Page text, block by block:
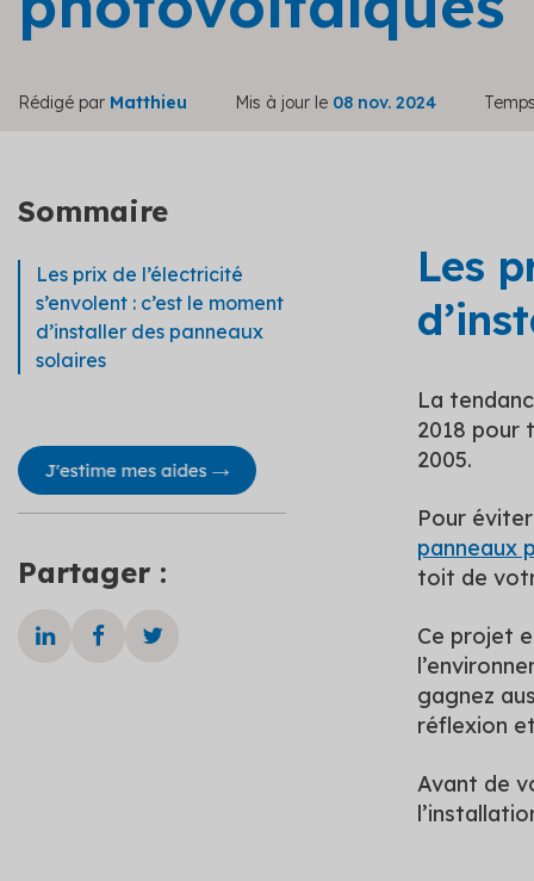
Rédigé par Matthieu Mis à jour le 08 nov. 2024
Sommaire
Les prix de l’électricité
s’envolent : c’est le moment
d’installer des panneaux
solaires
Partager :
Les
La
2018 pour
2005.
Pour
panneaux
toit de
Ce projet
gagnez
réflexion
Avant de